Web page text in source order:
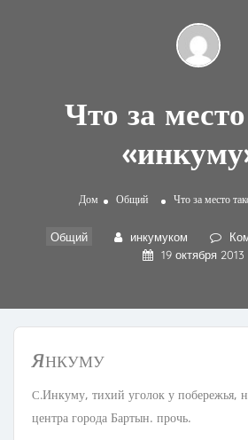
Что за
Дом Общий Что за место
Общий инкумуком
19 октября 2013
яНКУМУ
С.Инкуму, тихий уголок у побережья,
центра города Бартын. прочь.